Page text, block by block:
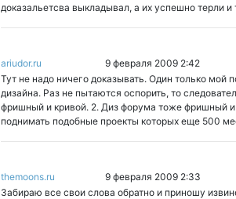
доказальетсва выкладывал, а их успешно терли и
ariudor.ru
9 февраля 2009 2:42
Тут не надо ничего доказывать. Один только мой
дизайна. Раз не пытаются оспорить, то
фришный и кривой. 2. Диз форума тоже фришный
поднимать подобные проекты которых еще 500
themoons.ru
9 февраля 2009 2:33
Забираю все свои слова обратно и приношу